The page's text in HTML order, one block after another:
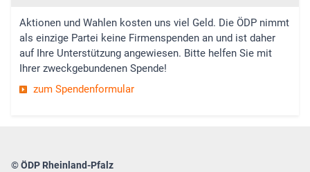
Aktionen und Wahlen kosten uns viel Geld. Die ÖDP nimmt
als einzige Partei keine Firmenspenden an und ist daher
auf Ihre Unterstützung angewiesen. Bitte helfen Sie mit
Ihrer zweckgebundenen Spende!
zum Spendenformular
© ÖDP Rheinland-Pfalz